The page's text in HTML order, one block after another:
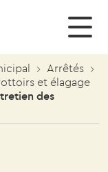
Arrêtés
et élagage
des